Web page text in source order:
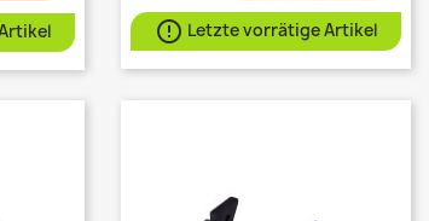
 Letzte vorrätige Artikel